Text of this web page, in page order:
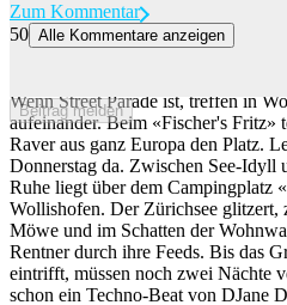
Beitrag melden
Zum Kommentar
50 Alle Kommentare anzeigen
Wenn Street Parade ist, treffen in
aufeinander. Beim «Fischer's Fritz»
Raver aus ganz Europa den Platz.
Donnerstag da. Zwischen See-Idyll
Ruhe liegt über dem Campingplatz
Wollishofen. Der Zürichsee glitzert,
Möwe und im Schatten der
Rentner durch ihre Feeds. Bis das
eintrifft, müssen noch zwei Nächte
schon ein Techno-Beat von DJane